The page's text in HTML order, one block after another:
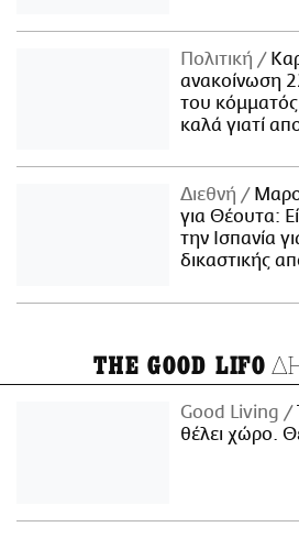
Πολιτική
ανακοίνωση
του κόμματός
καλά γιατί
Διεθνή
για Θέουτα:
την Ισπανία
δικαστικής
THE GOOD LIFO
Good Living
θέλει χώρο.